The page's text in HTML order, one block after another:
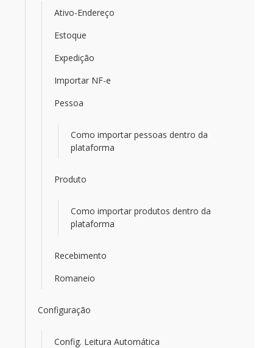
Ativo-Endereço
Estoque
Expedição
Importar NF-e
Pessoa
Como importar pessoas dentro da
plataforma
Produto
Como importar produtos dentro da
plataforma
Recebimento
Romaneio
Configuração
Config. Leitura Automática